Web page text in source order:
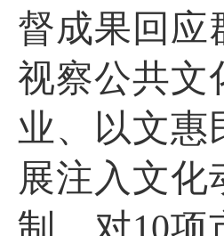
督成果回应
视察公共文
业、以文惠
展注入文化